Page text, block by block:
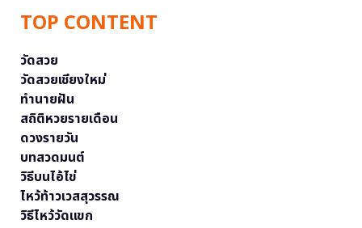
TOP CONTENT
วัดสวย
วัดสวยเชียงใหม่
ทำนายฝัน
สถิติหวยรายเดือน
ดวงรายวัน
บทสวดมนต์
วิธีบนไอ้ไข่
ไหว้ท้าวเวสสุวรรณ
วิธีไหว้วัดแขก